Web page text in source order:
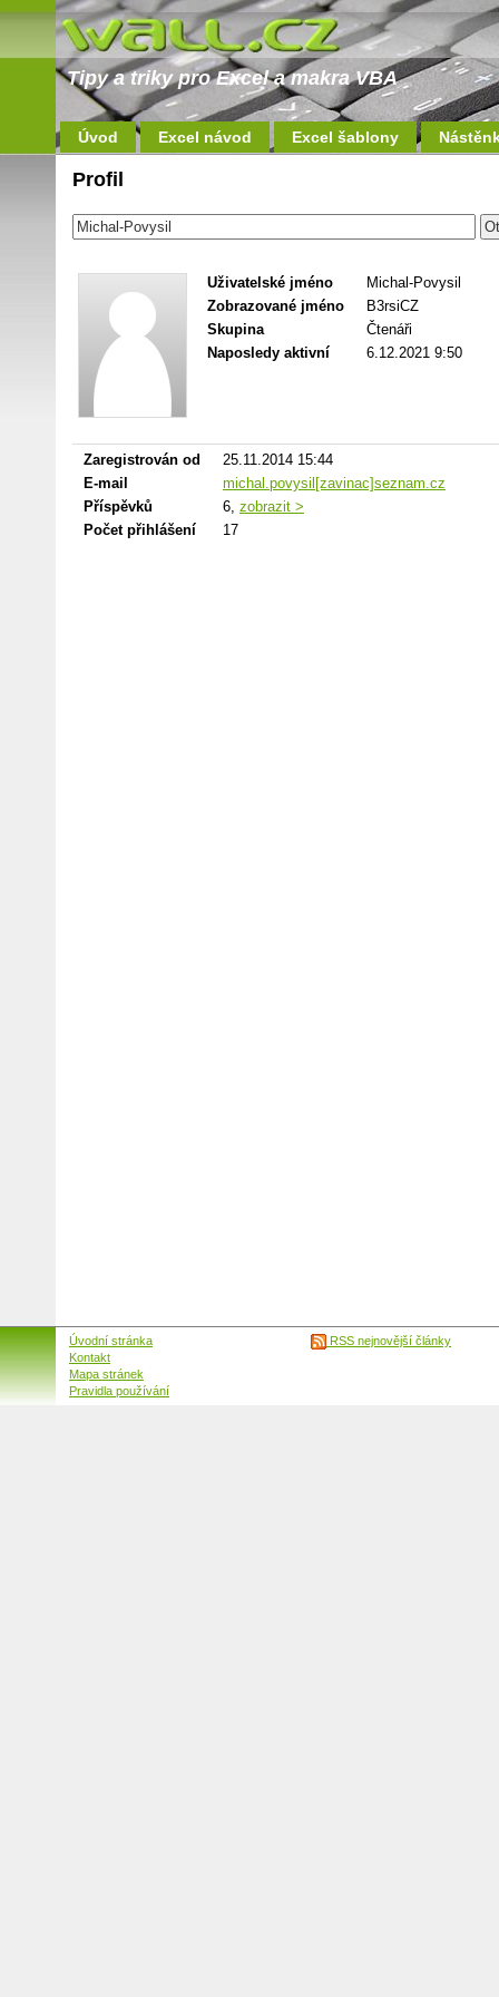
Tipy a triky pro Excel a makra VBA
Úvod Excel návod Excel šablony
Profil
Uživatelské jméno
Michal-Povysil
Zobrazované jméno
B3rsiCZ
Skupina
Čtenáři
Naposledy aktivní
6.12.2021 9:50
Zaregistrován od
25.11.2014 15:44
E-mail
michal.povysil[zavinac]seznam.cz
Příspěvků
6, zobrazit >
Počet přihlášení
17
Úvodní stránka
Kontakt
Mapa stránek
Pravidla používání
RSS nejnovější články